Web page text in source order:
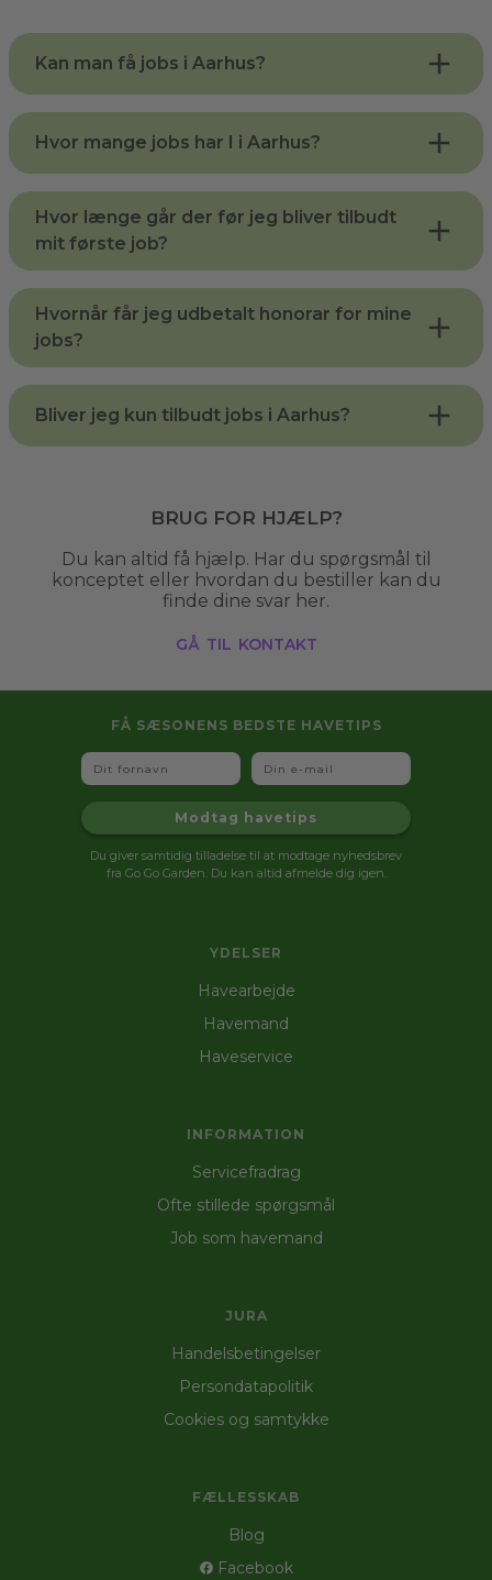
Kan man få jobs i Aarhus?
Hvor mange jobs har I i Aarhus?
Hvor længe går der før jeg bliver tilbudt
mit første job?
Hvornår får jeg udbetalt honorar for mine
jobs?
Bliver jeg kun tilbudt jobs i Aarhus?
Brug for hjælp?
Du kan altid få hjælp. Har du spørgsmål til
konceptet eller hvordan du bestiller kan du
finde dine svar her.
gå til kontakt
YDELSER
Havearbejde
Havemand
Haveservice
INFORMATION
Servicefradrag
Ofte stillede spørgsmål
Job som havemand
JURA
Handelsbetingelser
Persondatapolitik
Cookies og samtykke
FÆLLESSKAB
Blog
Facebook
FÅ SÆSONENS BEDSTE HAVETIPS
Fornavn Email
Modtag havetips
Du giver samtidig tilladelse til at modtage nyhedsbrev
fra Go Go Garden. Du kan altid afmelde dig igen.